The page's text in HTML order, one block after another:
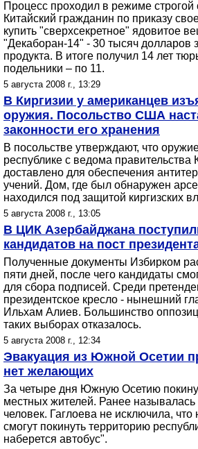
Процесс проходил в режиме строгой
Китайский гражданин по приказу
купить "сверхсекретное" ядовитое
"Декаборан-14" - 30 тысяч долларов
продукта. В итоге получил 14 лет
подельники – по 11.
5 августа 2008 г., 13:29
В Киргизии у американцев
оружия. Посольство США
законности его хранения
В посольстве утверждают, что
республике с ведома правительства
доставлено для обеспечения
учений. Дом, где был обнаружен
находился под защитой киргизских
5 августа 2008 г., 13:05
В ЦИК Азербайджана
кандидатов на пост
Полученные документы Избирком
пяти дней, после чего кандидаты
для сбора подписей. Среди
президентское кресло - нынешний
Ильхам Алиев. Большинство
таких выборах отказалось.
5 августа 2008 г., 12:34
Эвакуация из Южной Осетии
нет желающих
За четыре дня Южную Осетию
местных жителей. Ранее
человек. Гаглоева не исключила,
смогут покинуть территорию
наберется автобус".